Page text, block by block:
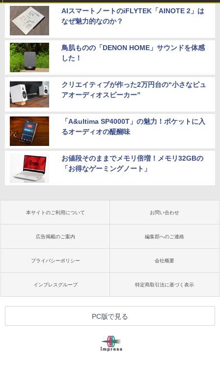
AIスマートノートのiFLYTEK「AINOTE 2」は
なぜ魅力的なのか？
鳥肌ものの「DENON HOME」サウンドを体感
した！
クリエイティブが作った2万円台の“小さなピュ
アオーディオスピーカー”
「A&ultima SP4000T」の魅力！ポケットに入
るオーディオの醍醐味
お値段そのままでメモリ倍増！メモリ32GBの
「お得なゲーミングノート」
本サイトのご利用について お問い合わせ
広告掲載のご案内 編集部へのご連絡
プライバシーポリシー 会社概要
インプレスグループ 特定商取引法に基づく表示
PC版で見る